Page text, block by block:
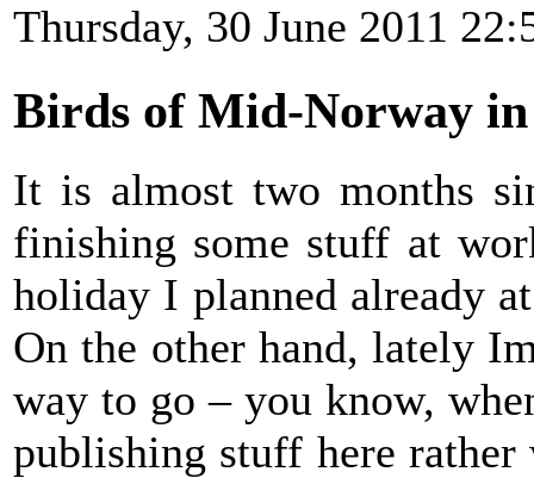
Thursday, 30 June 2011
Birds of Mid-Norway in
It is almost two months
finishing some stuff at
holiday I planned already
On the other hand, lately
way to go – you know,
publishing stuff here